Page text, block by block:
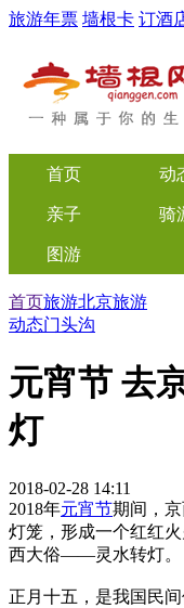
旅游年票 墙根卡 订酒
首页 动
亲子 骑
图游
首页旅游北京旅游
动态门头沟
元宵节 去
灯
2018-02-28 14:11
2018年元宵节期间，
灯笼，形成一个红红
西大俗——灵水转灯。
正月十五，是我国民